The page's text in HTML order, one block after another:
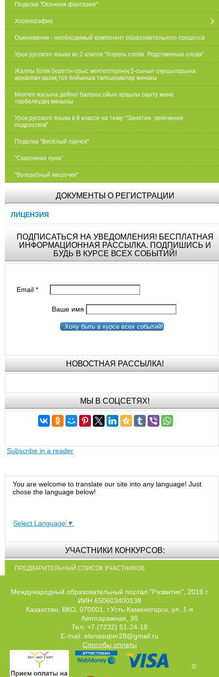
Поделка "Осенняя фантазия"
Хореография
Оценивание - необходимый компонент образовательного процесса
Урок русского языка во 2 классе "Корень слова. Родственные слова"
Жалпы білім беретін орыс мектептерінің 5-сынып оқушыларына
арналған қазақ тілі бойынша тапсырмалар жинағы
Мектеп жасына дейінгі баланы ойын арқылы оқыту және
тәрбелеудің маңызы
Урок русского языка в 9 классе на тему: "Занятия, увлечения
подростков"
Поделка "Весёлый паучок"
"Сказочная луна"
"Волшебный мешочек"
ДОКУМЕНТЫ О РЕГИСТРАЦИИ
ЛИЦЕНЗИЯ
ПОДПИСАТЬСЯ НА УВЕДОМЛЕНИЯ! БЕСПЛАТНАЯ
ИНФОРМАЦИОННАЯ РАССЫЛКА. ПОДПИШИСЬ И
БУДЬ В КУРСЕ ВСЕХ СОБЫТИЙ!
Email*
Ваше имя
Хочу быть в курсе всех событий!
НОВОСТНАЯ РАССЫЛКА!
МЫ В СОЦСЕТЯХ!
Subscribe in a reader
You are welcome to translate our site into any language! Just
chose the language below!
Select Language ▼
УЧАСТНИКИ КОНКУРСОВ:
ПРЕДВАРИТЕЛЬНЫЙ СПИСОК УЧАСТНИКОВ
Международный образовательный портал "Развитие", 2016 г.
ИИН 650603400138
Казахстан, ВКО, 070001, г.Усть-Каменогорск, ул. 1-я
Автогаражная, 36
Тел: +7 (7232) 51-24-18
E-mail: elenasuper28@gmail.ru
Способы оплаты
©